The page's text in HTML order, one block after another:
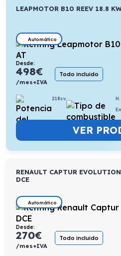
LEAPMOTOR B10 REEV 18.8
Automático
Desde:
498€
/mes+IVA
Todo incluido
218cv
H.
VER
RENAULT CAPTUR
DCE
Automático
Desde:
270€
/mes+IVA
Todo incluido